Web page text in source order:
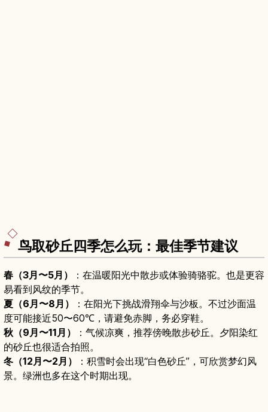
鸟取砂丘四季怎么玩：最佳季节建议
春（3月〜5月）
：在温暖阳光中散步或体验骑骆驼。也是更容
易看到风纹的季节。
夏（6月〜8月）
：在阳光下挑战滑翔伞与沙板。不过沙面温
度可能接近50〜60℃，请避免赤脚，务必穿鞋。
秋（9月〜11月）
：气候凉爽，推荐傍晚散步砂丘。夕阳染红
的砂丘也很适合拍照。
冬（12月〜2月）
：积雪时会出现“白色砂丘”，可欣赏梦幻风
景。绿洲也多在这个时期出现。